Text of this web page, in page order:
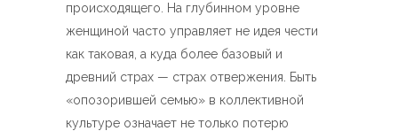
происходящего. На глубинном уровне
женщиной часто управляет не идея чести
как таковая, а куда более базовый и
древний страх — страх отвержения. Быть
«опозорившей семью» в коллективной
культуре означает не только потерю